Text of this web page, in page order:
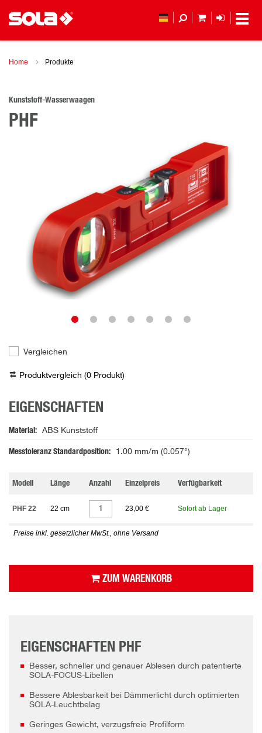
Home Produkte
Kunststoff-Wasserwaagen
PHF
Vergleichen
Produktvergleich (0 Produkt)
EIGENSCHAFTEN
Material ABS Kunststoff
Messtoleranz Standardposition 1.00 mm/m (0.057°)
Modell Länge Anzahl Einzelpreis Verfügbarkeit
PHF 22 22 cm 23,00 € Sofort ab Lager
Preise inkl. gesetzlicher MwSt., ohne Versand
ZUM WARENKORB
EIGENSCHAFTEN PHF
Besser, schneller und genauer Ablesen durch patentierte
SOLA-FOCUS-Libellen
Bessere Ablesbarkeit bei Dämmerlicht durch optimierten
SOLA-Leuchtbelag
Geringes Gewicht, verzugsfreie Profilform
MEIN